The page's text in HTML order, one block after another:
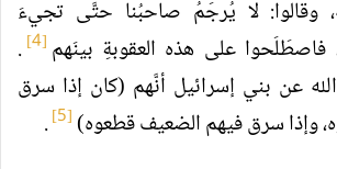
وقالوا: لا يُرجَمُ صاحبُنا حتَّى تجيءَ
على هذه العقوبةِ بينَهم [4]
.
عن بني إسرائيل أنَّهم (كان إذا سرق
وإذا سرق فيهم الضعيف قطعوه)[5]
.